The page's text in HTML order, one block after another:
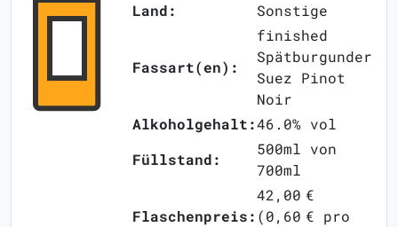
Land:
Sonstige
Fassart(en):
finished
Spätburgunder
Suez Pinot
Noir
Alkoholgehalt:46.0% vol
Füllstand:
500ml von
700ml
Flaschenpreis:
42,00 €
(0,60 € pro